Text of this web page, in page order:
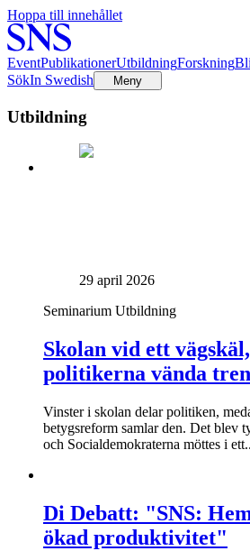
Hoppa till innehållet
EventPublikationerUtbildningForskning
SökIn Swedish Meny
Utbildning
29 april 2026
Seminarium Utbildning
Skolan vid ett
politikerna vända
Vinster i skolan delar politiken,
betygsreform samlar den. Det blev
och Socialdemokraterna möttes i
Di Debatt: "SNS:
ökad produktivitet"